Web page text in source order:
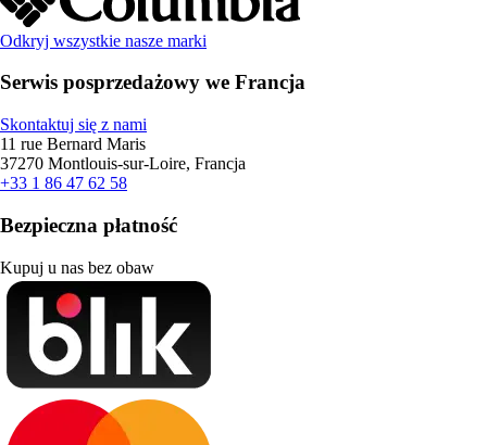
Odkryj wszystkie nasze marki
Serwis posprzedażowy we Francja
Skontaktuj się z nami
11 rue Bernard Maris
37270 Montlouis-sur-Loire, Francja
+33 1 86 47 62 58
Bezpieczna płatność
Kupuj u nas bez obaw